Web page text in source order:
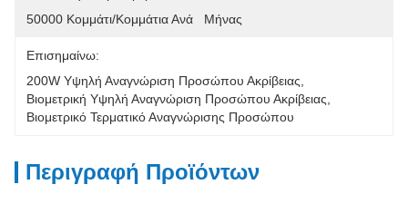
50000 Κομμάτι/κομμάτια Ανά   Μήνας
Επισημαίνω:
200W Υψηλή Αναγνώριση Προσώπου Ακρίβειας
Βιομετρική Υψηλή Αναγνώριση Προσώπου Ακρίβειας
Βιομετρικό Τερματικό Αναγνώρισης Προσώπου
Περιγραφή Προϊόντων